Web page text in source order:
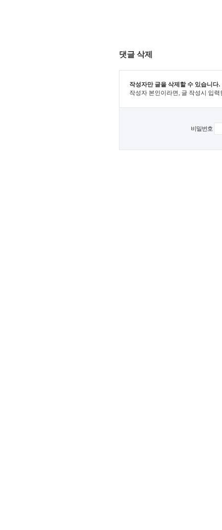
댓글 삭제
작성자만 글을 삭제할 수 있습니다.
작성자 본인이라면, 글 작성시 입
비밀번호